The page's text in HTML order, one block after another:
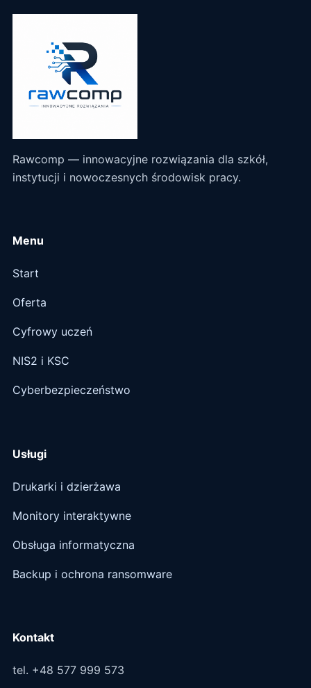
Rawcomp — innowacyjne rozwiązania dla szkół,
instytucji i nowoczesnych środowisk pracy.
Menu
Start
Oferta
Cyfrowy uczeń
NIS2 i KSC
Cyberbezpieczeństwo
Usługi
Drukarki i dzierżawa
Monitory interaktywne
Obsługa informatyczna
Backup i ochrona ransomware
Kontakt
tel. +48 577 999 573